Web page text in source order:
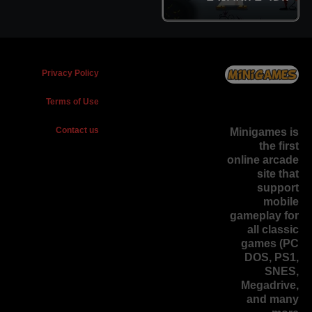
Minigames is
the first
online arcade
site that
support
mobile
gameplay for
all classic
games (PC
DOS, PS1,
SNES,
Megadrive,
and many
Privacy Policy
Terms of Use
Contact us